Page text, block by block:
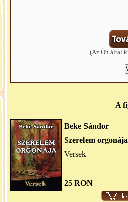
(Az Ön által
A
Beke Sándor
Szerelem orgonája
Versek
25 RON